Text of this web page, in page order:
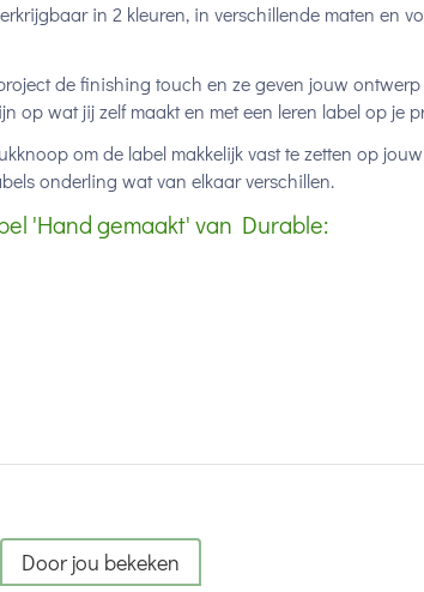
in 2 kleuren, in verschillende maten en
de finishing touch en ze geven jouw
op wat jij zelf maakt en met een leren label op je
om de label makkelijk vast te zetten op
onderling wat van elkaar verschillen.
'Hand gemaakt' van Durable:
Door jou bekeken